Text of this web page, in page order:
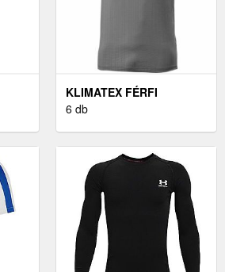
KLIMATEX FÉRFI
FUNKCIONÁLIS PÓLÓ
6 db